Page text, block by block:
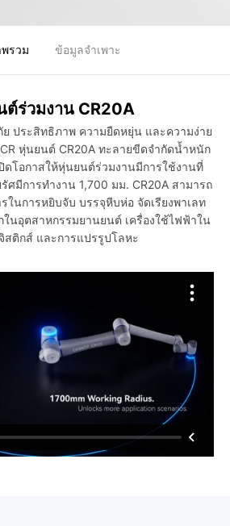
รวม ข้อมูลจำเพาะ
ต์ร่วมงาน CR20A
ประสิทธิภาพ ความยืดหยุ่น และความง่าย
หุ่นยนต์ CR20A ทะลายขีดจำกัดน้ำหนัก
ดโอกาสให้หุ่นยนต์ร่วมงานมีการใช้งานที่
มีการทำงาน 1,700 มม. CR20A สามารถ
ในการหยิบจับ บรรจุหีบห่อ จัดเรียงพาเลท
นอุตสาหกรรมยานยนต์ เครื่องใช้ไฟฟ้าใน
สติกส์ และการแปรรูปโลหะ